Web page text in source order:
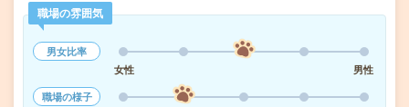
職場の雰囲気
男女比率
女性
男性
職場の様子